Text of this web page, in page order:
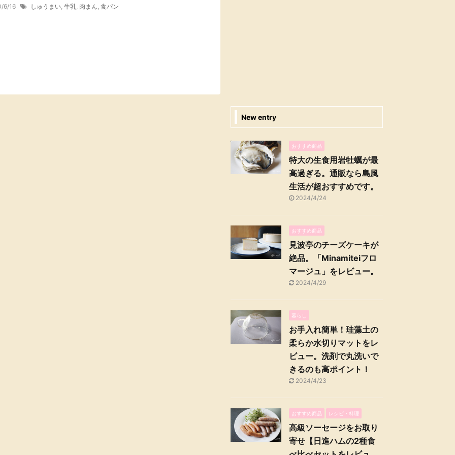
6/16 しゅうまい, 牛乳, 肉まん, 食パン
New entry
おすすめ商品
特大の生食用岩牡蠣が最
高過ぎる。通販なら島風
生活が超おすすめです。
2024/4/24
おすすめ商品
見波亭のチーズケーキが
絶品。「Minamiteiフロ
マージュ」をレビュー。
2024/4/29
暮らし
お手入れ簡単！珪藻土の
柔らか水切りマットをレ
ビュー。洗剤で丸洗いで
きるのも高ポイント！
2024/4/23
おすすめ商品 レシピ・料理
高級ソーセージをお取り
寄せ【日進ハムの2種食